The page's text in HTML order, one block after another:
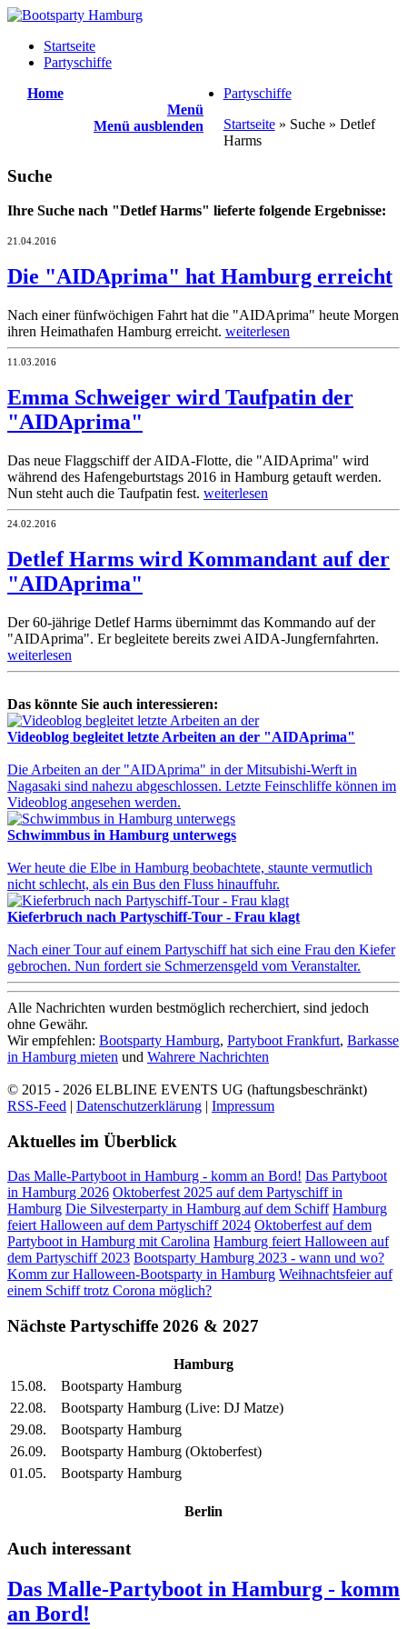
Startseite
Partyschiffe
Home
Menü
Menü ausblenden
Partyschiffe
Startseite» Suche » Detlef
Harms
Suche
Ihre Suche nach "Detlef Harms" lieferte folgende Ergebnisse:
21.04.2016
Die "AIDAprima" hat Hamburg erreicht
Nach einer fünfwöchigen Fahrt hat die "AIDAprima" heute Morgen
ihren Heimathafen Hamburg erreicht. weiterlesen
11.03.2016
Emma Schweiger wird Taufpatin der
"AIDAprima"
Das neue Flaggschiff der AIDA-Flotte, die "AIDAprima" wird
während des Hafengeburtstags 2016 in Hamburg getauft werden.
Nun steht auch die Taufpatin fest. weiterlesen
24.02.2016
Detlef Harms wird Kommandant auf der
"AIDAprima"
Der 60-jährige Detlef Harms übernimmt das Kommando auf der
"AIDAprima". Er begleitete bereits zwei AIDA-Jungfernfahrten.
weiterlesen
Das könnte Sie auch interessieren:
Videoblog begleitet letzte Arbeiten an der "AIDAprima"
Die Arbeiten an der "AIDAprima" in der Mitsubishi-Werft in
Nagasaki sind nahezu abgeschlossen. Letzte Feinschliffe können im
Videoblog angesehen werden.
Schwimmbus in Hamburg unterwegs
Wer heute die Elbe in Hamburg beobachtete, staunte vermutlich
nicht schlecht, als ein Bus den Fluss hinauffuhr.
Kieferbruch nach Partyschiff-Tour - Frau klagt
Nach einer Tour auf einem Partyschiff hat sich eine Frau den Kiefer
gebrochen. Nun fordert sie Schmerzensgeld vom Veranstalter.
Alle Nachrichten wurden bestmöglich recherchiert, sind jedoch
ohne Gewähr.
Wir empfehlen: Bootsparty Hamburg, Partyboot Frankfurt, Barkasse
in Hamburg mieten und Wahrere Nachrichten
© 2015 - 2026 ELBLINE EVENTS UG (haftungsbeschränkt)
RSS-Feed | Datenschutzerklärung | Impressum
Aktuelles im Überblick
Das Malle-Partyboot in Hamburg - komm an Bord! Das Partyboot
in Hamburg 2026 Oktoberfest 2025 auf dem Partyschiff in
Hamburg Die Silvesterparty in Hamburg auf dem Schiff Hamburg
feiert Halloween auf dem Partyschiff 2024 Oktoberfest auf dem
Partyboot in Hamburg mit Carolina Hamburg feiert Halloween auf
dem Partyschiff 2023 Bootsparty Hamburg 2023 - wann und wo?
Komm zur Halloween-Bootsparty in Hamburg Weihnachtsfeier auf
einem Schiff trotz Corona möglich?
Nächste Partyschiffe 2026 & 2027
Hamburg
15.08.
Bootsparty Hamburg
22.08.
Bootsparty Hamburg (Live: DJ Matze)
29.08.
Bootsparty Hamburg
26.09.
Bootsparty Hamburg (Oktoberfest)
01.05.
Bootsparty Hamburg
Berlin
Auch interessant
Das Malle-Partyboot in Hamburg - komm
an Bord!